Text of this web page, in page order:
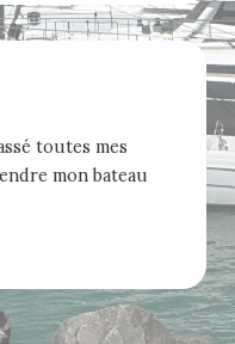
toutes mes
mon bateau